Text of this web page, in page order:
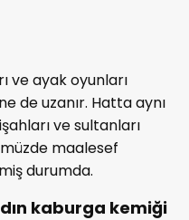
ve ayak oyunları
de uzanır. Hatta aynı
ve sultanları
maalesef
durumda.
kaburga kemiği